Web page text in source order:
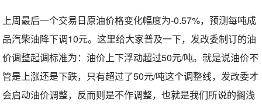
上周最后一个交易日原油价格变化幅度为-0.57%，预测每吨成
品汽柴油降下调10元。这里给大家普及一下，发改委制订的油
价调整起调标准为：油价上下浮动超过50元/吨。就是说油价不
管是上涨还是下跌，只有超过了50元/吨这个调整线，发改委才
会启动油价调整，反而则是不作调整，也就是我们所说的搁浅